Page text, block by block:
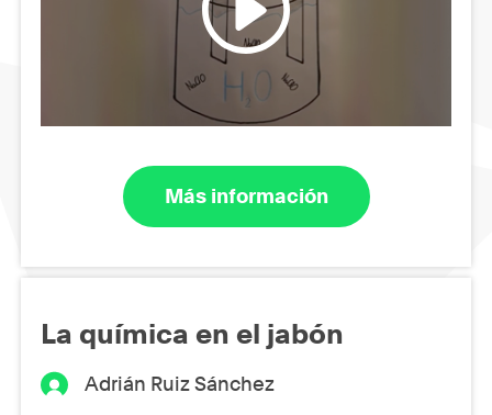
Más información
La química en el jabón
Adrián Ruiz Sánchez